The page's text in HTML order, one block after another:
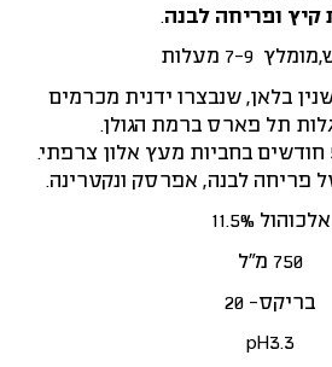
קיץ ופריחה לבנה
7-9 מעלות
בלאן, שנבצרו ידנית מכרמים
תל פארס ברמת הגולן.
פריחה לבנה, אפרסק ונקטרינה.
אלכוהול 11.5%
750 מ”ל
בריקס- 20
pH3.3